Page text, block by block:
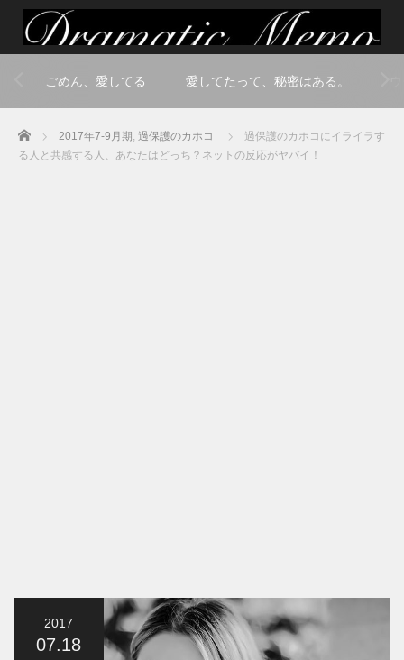
ごめん、愛してる 愛してたって、秘密はある。
Home 2017年7-9月期 , 過保護のカホコ
過保護のカホコにイライラす
る人と共感する人、あなたはどっち？ネットの反応がヤバイ！
2017
07.18